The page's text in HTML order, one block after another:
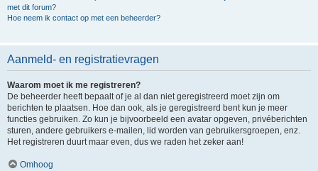
met dit forum?
Hoe neem ik contact op met een beheerder?
Aanmeld- en registratievragen
Waarom moet ik me registreren?
De beheerder heeft bepaalt of je al dan niet geregistreerd moet zijn om
berichten te plaatsen. Hoe dan ook, als je geregistreerd bent kun je meer
functies gebruiken. Zo kun je bijvoorbeeld een avatar opgeven, privéberichten
sturen, andere gebruikers e-mailen, lid worden van gebruikersgroepen, enz.
Het registreren duurt maar even, dus we raden het zeker aan!
Omhoog